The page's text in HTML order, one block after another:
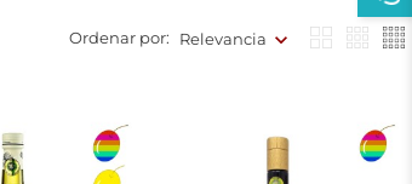
Ordenar por: Relevancia